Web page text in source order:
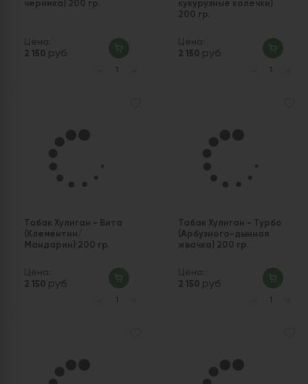
черника) 200 гр.
Цена:
2 150 руб
кукурузные колечки)
200 гр.
Цена:
2 150 руб
Табак Хулиган - Вита
(Клементин/
Мандарин) 200 гр.
Цена:
2 150 руб
Табак Хулиган - Турбо
(Арбузного-дынная
жвачка) 200 гр.
Цена:
2 150 руб